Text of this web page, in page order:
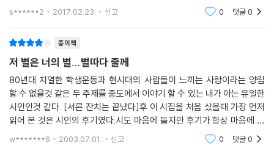
결이 느껴졌다.시인은, '바람에 일어나 날을 세운다 / 벨 것은 자기
s******2 2017.02.23. 신고 0 댓글0
종이책
저 별은 너의 별...별따다 줄께
80년대 치열한 학생운동과 현시대의 사람들이 느끼는 사랑이라는 양립
할 수 없을것 같은 두 주제를 중도에서 이야기 할 수 있는 내가 아는 유일한
시인인것 같다. [서른 잔치는 끝났다]후 이 시집을 처음 샀을때 가장 먼저
읽어 본 것은 시인의 후기였다.시도 마음에 들지만 후기가 항상 마음에 들
어 외우곤 했었다. 요번 시집 제목인 꿈의 페달을 밟고란 시는 처음엔 별로
w*******6 2003.07.01. 신고 0 댓글0